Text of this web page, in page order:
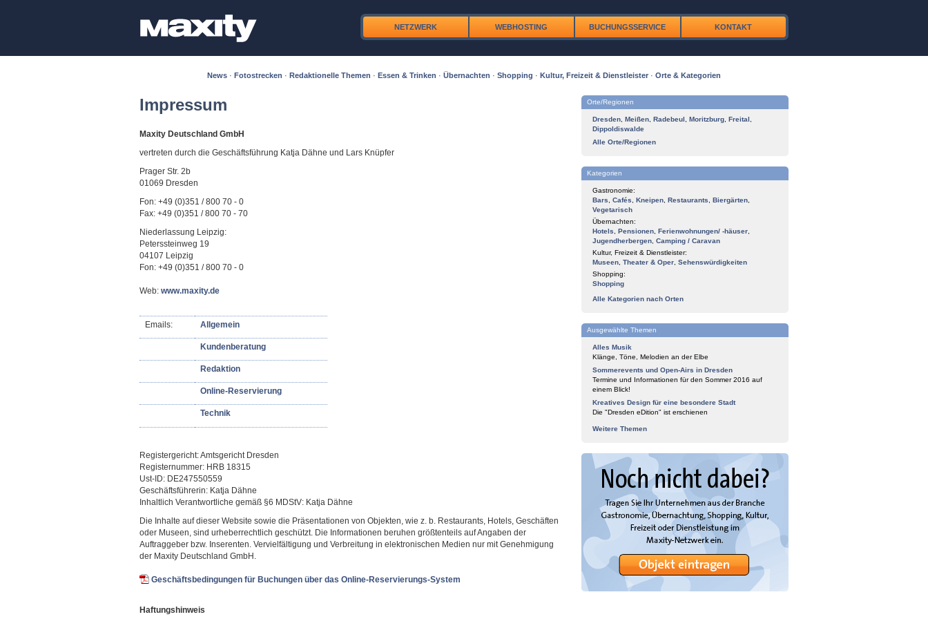
NETZWERK WEBHOSTING BUCHUNGSSERVICE KONTAKT
News · Fotostrecken · Redaktionelle Themen · Essen & Trinken · Übernachten · Shopping · Kultur, Freizeit & Dienstleister · Orte & Kategorien
Impressum
Maxity Deutschland GmbH
vertreten durch die Geschäftsführung Katja Dähne und Lars Knüpfer
Prager Str. 2b
01069 Dresden
Fon: +49 (0)351 / 800 70 - 0
Fax: +49 (0)351 / 800 70 - 70
Niederlassung Leipzig:
Peterssteinweg 19
04107 Leipzig
Fon: +49 (0)351 / 800 70 - 0
Web: www.maxity.de
Emails: Allgemein
Kundenberatung
Redaktion
Online-Reservierung
Technik
Registergericht: Amtsgericht Dresden
Registernummer: HRB 18315
Ust-ID: DE247550559
Geschäftsführerin: Katja Dähne
Inhaltlich Verantwortliche gemäß §6 MDStV: Katja Dähne
Die Inhalte auf dieser Website sowie die Präsentationen von Objekten, wie z. b. Restaurants, Hotels, Geschäften
oder Museen, sind urheberrechtlich geschützt. Die Informationen beruhen größtenteils auf Angaben der
Auftraggeber bzw. Inserenten. Vervielfältigung und Verbreitung in elektronischen Medien nur mit Genehmigung
der Maxity Deutschland GmbH.
Geschäftsbedingungen für Buchungen über das Online-Reservierungs-System
Haftungshinweis
Orte/Regionen
Dresden Meißen Radebeul Moritzburg Freital
Dippoldiswalde
Alle Orte/Regionen
Kategorien
Gastronomie:
Bars
Cafés Kneipen Restaurants Biergärten
Vegetarisch
Übernachten:
Hotels
Pensionen Ferienwohnungen/ -häuser
Jugendherbergen Camping / Caravan
Kultur, Freizeit & Dienstleister:
Museen Theater & Oper Sehenswürdigkeiten
Shopping:
Shopping
Alle Kategorien nach Orten
Ausgewählte Themen
Alles Musik
Klänge, Töne, Melodien an der Elbe
Sommerevents und Open-Airs in Dresden
Termine und Informationen für den Sommer 2016 auf
einem Blick!
Kreatives Design für eine besondere Stadt
Die "Dresden eDition" ist erschienen
Weitere Themen